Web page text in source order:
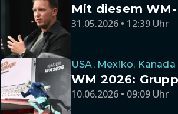
Mit diesem
31.05.2026 • 12:39 Uhr
USA, Mexiko, Kanada
WM 2026:
10.06.2026 • 09:09 Uhr